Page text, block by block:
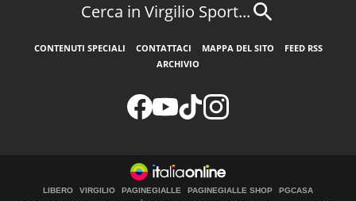
Cerca in Virgilio Sport...
CONTENUTI SPECIALI CONTATTACI MAPPA DEL SITO
FEED RSS
ARCHIVIO
LIBERO VIRGILIO PAGINEGIALLE PAGINEGIALLE SHOP
PGCASA